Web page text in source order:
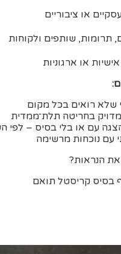
או ציבוריים
תרומות, שותפים ולקוחות
או ארגוניות
שלא רואים בכל מקום
בחריטה תלת־ממדית
עם או בלי בסיס – לפי
עם נוכחות מרשימה
הנראות?
בסיס קריסטל תואם